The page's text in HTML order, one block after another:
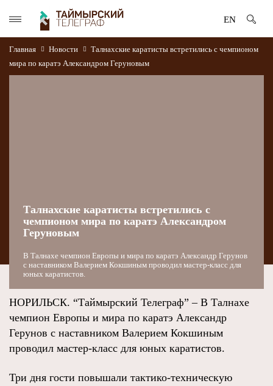
EN
Главная Новости
Талнахские каратисты встретились с чемпионом
мира по каратэ Александром Геруновым
Талнахские каратисты встретились с
чемпионом мира по каратэ Александром
Геруновым
В Талнахе чемпион Европы и мира по каратэ Александр Герунов
с наставником Валерием Кокшиным проводил мастер-класс для
юных каратистов.
НОРИЛЬСК. “Таймырский Телеграф” – В Талнахе
чемпион Европы и мира по каратэ Александр
Герунов с наставником Валерием Кокшиным
проводил мастер-класс для юных каратистов.
Три дня гости повышали тактико-техническую